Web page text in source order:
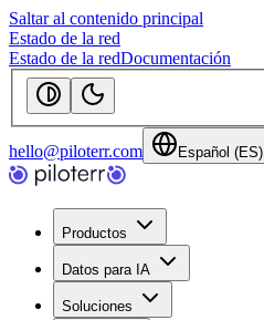
Saltar al contenido principal
Estado de la red
Estado de la redDocumentación
hello@piloterr.com Español (ES)
Productos
Datos para IA
Soluciones